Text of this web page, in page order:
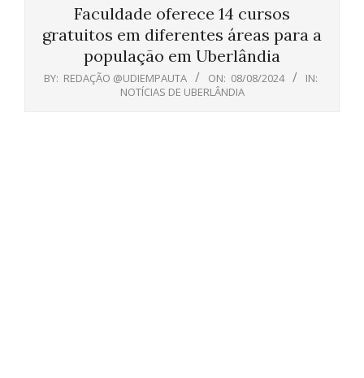
Faculdade oferece 14 cursos
gratuitos em diferentes áreas para a
população em Uberlândia
BY: REDAÇÃO @UDIEMPAUTA ON: 08/08/2024
IN:
NOTÍCIAS DE UBERLÂNDIA